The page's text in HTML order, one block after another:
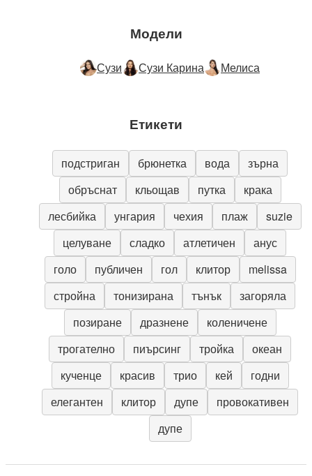
Модели
Сузи Сузи Карина Мелиса
Етикети
подстриган брюнетка вода
зърна
обръснат
кльощав путка
крака
лесбийка
унгария чехия плаж
suzie
целуване
сладко атлетичен
анус
голо
публичен гол клитор
melissa
стройна
тонизирана тънък
загоряла
позиране
дразнене
коленичене
трогателно
пиърсинг тройка
океан
кученце
красив трио кей
годни
елегантен
клитор дупе
провокативен
дупе